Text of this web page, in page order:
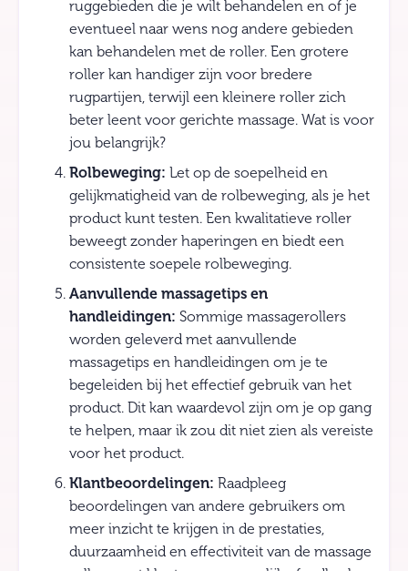
ruggebieden die je wilt behandelen en of je
eventueel naar wens nog andere gebieden
kan behandelen met de roller. Een grotere
roller kan handiger zijn voor bredere
rugpartijen, terwijl een kleinere roller zich
beter leent voor gerichte massage. Wat is voor
jou belangrijk?
Rolbeweging: Let op de soepelheid en
gelijkmatigheid van de rolbeweging, als je het
product kunt testen. Een kwalitatieve roller
beweegt zonder haperingen en biedt een
consistente soepele rolbeweging.
Aanvullende massagetips en
handleidingen: Sommige massagerollers
worden geleverd met aanvullende
massagetips en handleidingen om je te
begeleiden bij het effectief gebruik van het
product. Dit kan waardevol zijn om je op gang
te helpen, maar ik zou dit niet zien als vereiste
voor het product.
Klantbeoordelingen: Raadpleeg
beoordelingen van andere gebruikers om
meer inzicht te krijgen in de prestaties,
duurzaamheid en effectiviteit van de massage